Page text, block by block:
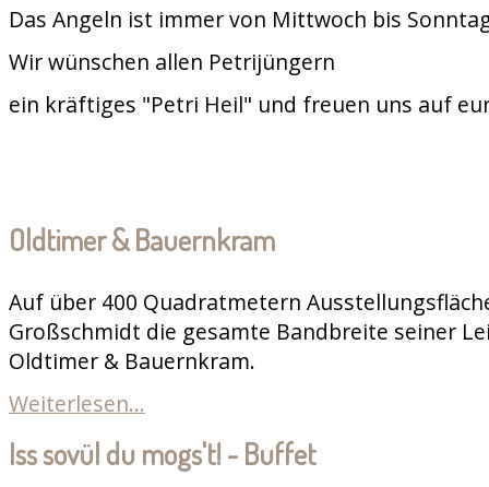
Das Angeln ist immer von Mittwoch bis
Wir wünschen allen Petrijüngern
ein kräftiges "Petri Heil" und freuen uns auf
Oldtimer & Bauernkram
Auf über 400 Quadratmetern
Großschmidt die gesamte Bandbreite seiner
Oldtimer & Bauernkram.
Weiterlesen...
Iss sovül du mogs't! - Buffet